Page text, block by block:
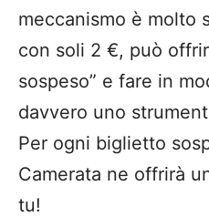
meccanismo è molto
con soli 2 €, può
sospeso” e fare in
davvero uno
Per ogni biglietto
Camerata ne offrirà
tu!